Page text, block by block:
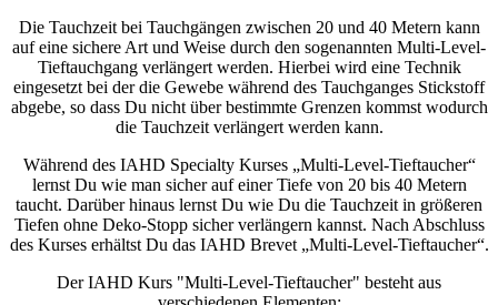
Die Tauchzeit bei Tauchgängen zwischen 20 und 40 Metern kann
auf eine sichere Art und Weise durch den sogenannten Multi-Level-
Tieftauchgang verlängert werden. Hierbei wird eine Technik
eingesetzt bei der die Gewebe während des Tauchganges Stickstoff
abgebe, so dass Du nicht über bestimmte Grenzen kommst wodurch
die Tauchzeit verlängert werden kann.
Während des IAHD Specialty Kurses „Multi-Level-Tieftaucher“
lernst Du wie man sicher auf einer Tiefe von 20 bis 40 Metern
taucht. Darüber hinaus lernst Du wie Du die Tauchzeit in größeren
Tiefen ohne Deko-Stopp sicher verlängern kannst. Nach Abschluss
des Kurses erhältst Du das IAHD Brevet „Multi-Level-Tieftaucher“.
Der IAHD Kurs "Multi-Level-Tieftaucher" besteht aus